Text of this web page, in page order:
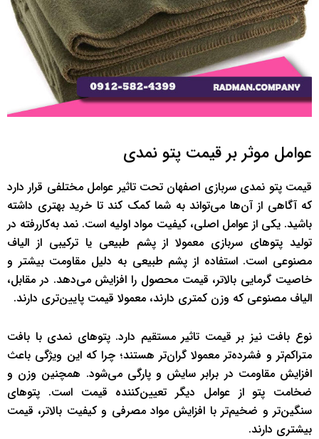
عوامل موثر بر قیمت پتو نمدی
قیمت پتو نمدی سربازی اصفهان تحت تاثیر عوامل مختلفی قرار دارد
که آگاهی از آن‌ها می‌تواند به شما کمک کند تا خرید بهتری داشته
باشید. یکی از عوامل اصلی، کیفیت مواد اولیه است. نمد به‌کاررفته در
تولید پتوهای سربازی معمولا از پشم طبیعی یا ترکیبی از الیاف
مصنوعی است. استفاده از پشم طبیعی به دلیل مقاومت بیشتر و
خاصیت گرمایی بالاتر، قیمت محصول را افزایش می‌دهد. در مقابل،
الیاف مصنوعی که وزن کمتری دارند، معمولا قیمت پایین‌تری دارند.
نوع بافت نیز بر قیمت تاثیر مستقیم دارد. پتوهای نمدی با بافت
متراکم‌تر و فشرده‌تر معمولا گران‌تر هستند؛ چرا که این ویژگی باعث
افزایش مقاومت در برابر سایش و پارگی می‌شود. همچنین وزن و
ضخامت پتو از عوامل دیگر تعیین‌کننده قیمت است. پتوهای
سنگین‌تر و ضخیم‌تر با افزایش مواد مصرفی و کیفیت بالاتر، قیمت
بیشتری دارند.